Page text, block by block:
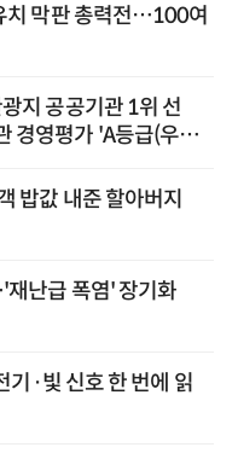
치 막판 총력전…100여
지 공공기관 1위 선
영평가 'A등급(우수)'
밥값 내준 할아버지
난급 폭염' 장기화
기·빛 신호 한 번에 읽